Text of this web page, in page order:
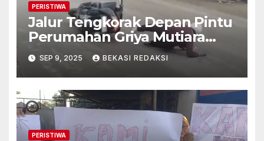
PERISTIWA
Jalur Tengkorak Depan Pintu
Perumahan Griya Mutiara
Cikarang Setelah Hujan
Jalanan Menjadi Licin
SEP 9, 2025 BEKASI REDAKSI
PERISTIWA